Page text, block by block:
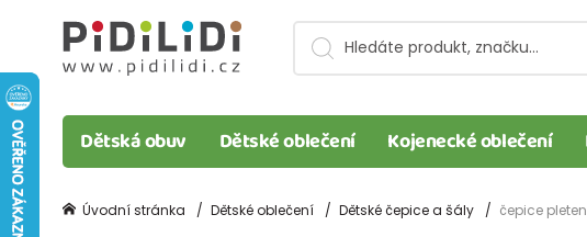
Dětská obuv Dětské oblečení Kojenecké oblečení
Úvodní stránka Dětské oblečení Dětské čepice a šály čepice